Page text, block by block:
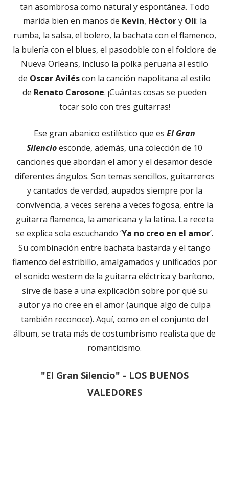
tan asombrosa como natural y espontánea. Todo
marida bien en manos de Kevin, Héctory Oli: la
rumba, la salsa, el bolero, la bachata con el flamenco,
la bulería con el blues, el pasodoble con el folclore de
Nueva Orleans, incluso la polka peruana al estilo
de Oscar Aviléscon la canción napolitana al estilo
de Renato Carosone. ¡Cuántas cosas se pueden
tocar solo con tres guitarras!
Ese gran abanico estilístico que es El Gran
Silencioesconde, además, una colección de 10
canciones que abordan el amor y el desamor desde
diferentes ángulos. Son temas sencillos, guitarreros
y cantados de verdad, aupados siempre por la
convivencia, a veces serena a veces fogosa, entre la
guitarra flamenca, la americana y la latina. La receta
se explica sola escuchando ‘Ya no creo en el amor’.
Su combinación entre bachata bastarda y el tango
flamenco del estribillo, amalgamados y unificados por
el sonido western de la guitarra eléctrica y barítono,
sirve de base a una explicación sobre por qué su
autor ya no cree en el amor (aunque algo de culpa
también reconoce). Aquí, como en el conjunto del
álbum, se trata más de costumbrismo realista que de
romanticismo.
"El Gran Silencio" - LOS BUENOS
VALEDORES